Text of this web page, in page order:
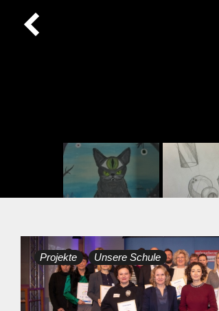
Tag:
16.
März
2023
Projekte Unsere Schule